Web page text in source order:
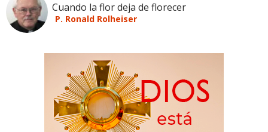
Cuando la flor deja de florecer
P. Ronald Rolheiser